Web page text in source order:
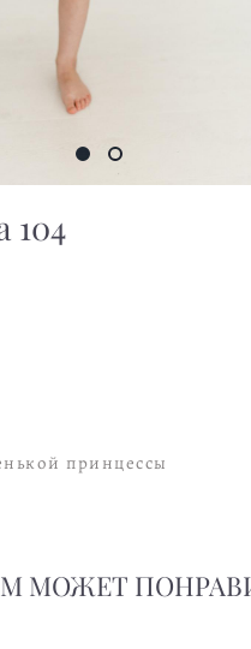
104
принцессы
МОЖЕТ